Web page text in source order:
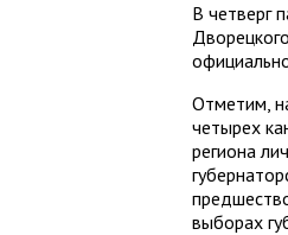
В четверг
Отметим,
четырех
региона
выборах